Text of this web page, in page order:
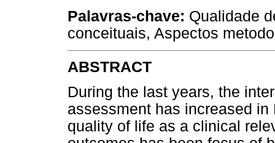
Palavras-chave: Qualidade
conceituais, Aspectos
ABSTRACT
During the last years, the
assessment has increased
quality of life as a clinical